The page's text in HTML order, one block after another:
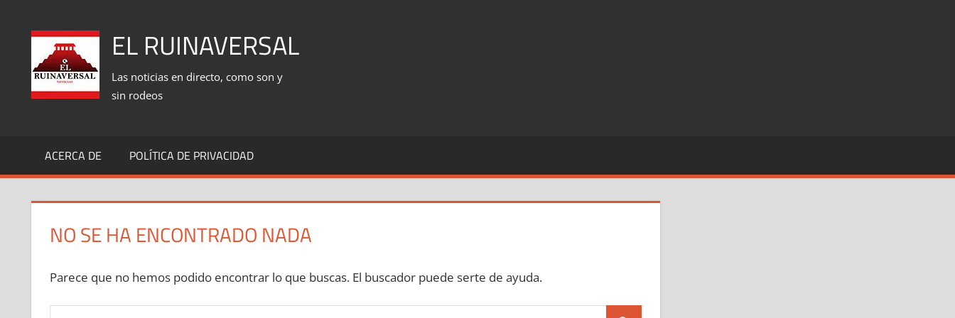
contenido
EL RUINAVERSAL
Las noticias en directo, como son y
sin rodeos
ACERCA DE POLÍTICA DE PRIVACIDAD
NO SE HA ENCONTRADO NADA
Parece que no hemos podido encontrar lo que buscas. El buscador puede serte de ayuda.